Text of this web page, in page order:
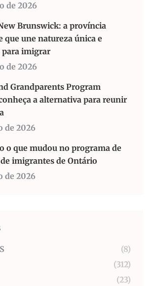
de 2026
Brunswick: a província
que une natureza única e
imigrar
de 2026
Grandparents Program
a alternativa para reunir
de 2026
o que mudou no programa de
imigrantes de Ontário
de 2026
(8)
(312)
(23)